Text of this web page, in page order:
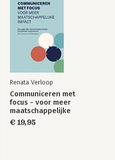
Renata Verloop
Communiceren met
focus - voor meer
maatschappelijke
impact
€ 19,95